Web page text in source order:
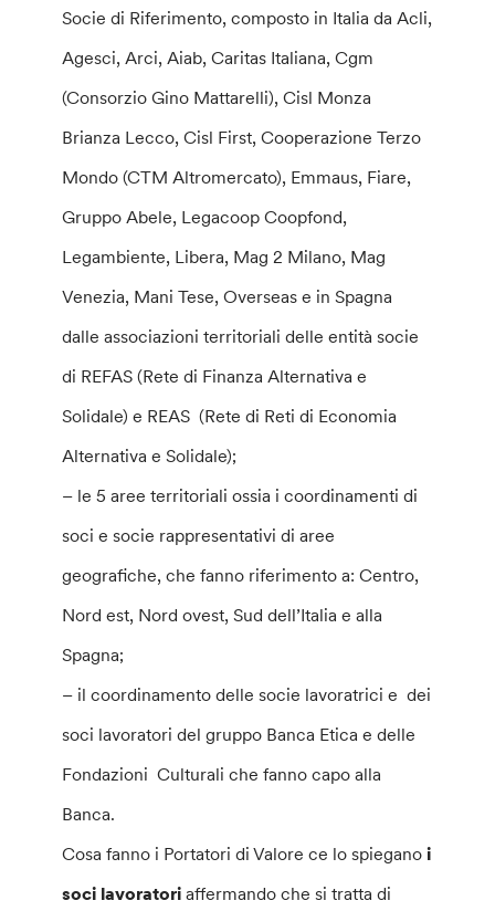
Socie di Riferimento, composto in Italia da Acli,
Agesci, Arci, Aiab, Caritas Italiana, Cgm
(Consorzio Gino Mattarelli), Cisl Monza
Brianza Lecco, Cisl First, Cooperazione Terzo
Mondo (CTM Altromercato), Emmaus, Fiare,
Gruppo Abele, Legacoop Coopfond,
Legambiente, Libera, Mag 2 Milano, Mag
Venezia, Mani Tese, Overseas e in Spagna
dalle associazioni territoriali delle entità socie
di REFAS (Rete di Finanza Alternativa e
Solidale) e REAS (Rete di Reti di Economia
Alternativa e Solidale);
– le 5 aree territoriali ossia i coordinamenti di
soci e socie rappresentativi di aree
geografiche, che fanno riferimento a: Centro,
Nord est, Nord ovest, Sud dell’Italia e alla
Spagna;
– il coordinamento delle socie lavoratrici e dei
soci lavoratori del gruppo Banca Etica e delle
Fondazioni Culturali che fanno capo alla
Banca.
Cosa fanno i Portatori di Valore ce lo spiegano i
soci lavoratoriaffermando che si tratta di